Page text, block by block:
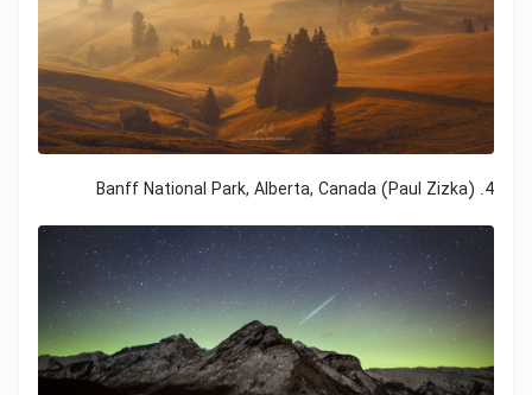
4. Banff National Park, Alberta, Canada (Paul Zizka)